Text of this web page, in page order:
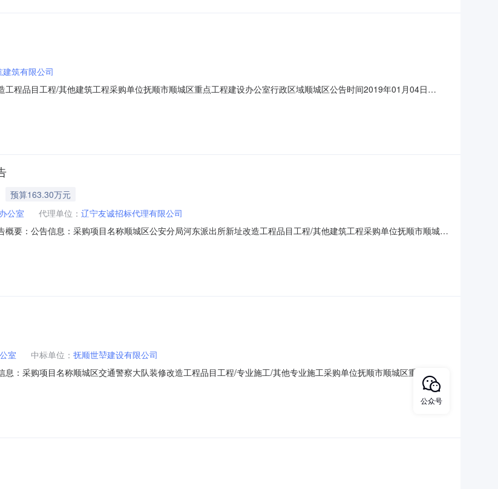
筑有限公司
程品目工程/其他建筑工程采购单位抚顺市顺城区重点工程建设办公室行政区域顺城区公告时间2019年01月04日
采购单位抚顺市顺城区重点工程建设办公室采购单位地址抚顺市顺城区采购单位联系方式王佐龙024-57503
预算163.30万元
公室 代理单位： 辽宁友诚招标代理有限公司
要：公告信息：采购项目名称顺城区公安分局河东派出所新址改造工程品目工程/其他建筑工程采购单位抚顺市顺城区
：项目联系人王佐龙项目联系电话024-57503019采购单位抚顺市顺城区重点工程建设办公室采购单位地
室 中标单位： 抚顺世堃建设有限公司
：采购项目名称顺城区交通警察大队装修改造工程品目工程/专业施工/其他专业施工采购单位抚顺市顺城区重点工程
项目招标公告日期2018年09月21日中标日期2018年10月10日评审专家名单陈桂英、马学红、宋艳桂总中标金额
佐龙项目联系电话024-57503019采购单位抚顺市顺城区重点工程建设办公室采购单位地址抚顺市顺城区采购单位联
公众号